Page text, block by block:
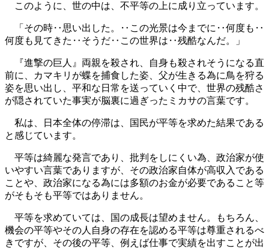
このように、世の中は、不平等の上に成り立っています。
「その時‥思い出した。‥この光景は今までに‥何度も‥
何度も見てきた‥そうだ‥この世界は‥残酷なんだ。」
『進撃の巨人』両親を殺され、自身も殺されそうになる直
前に、カマキリが蝶を捕食した姿、父が生きる為に鳥を狩る
姿を思い出し、平和な日常を送っていく中で、世界の残酷さ
が隠されていた事実が脳裏に過ぎったミカサの言葉です。
私は、日本全体の停滞は、国民が平等を求めた結果である
と感じています。
平等は綺麗な発言であり、批判をしにくい為、政治家が使
いやすい言葉でありますが、その政治家自体が高収入である
ことや、政治家になる為には多額のお金が必要であること等
がそもそも平等ではありません。
平等を求めていては、国の成長は望めません。もちろん、
機会の平等やその人自身の存在を認める平等は尊重されるべ
きですが、その後の平等、例えば仕事で実績を出すことが出